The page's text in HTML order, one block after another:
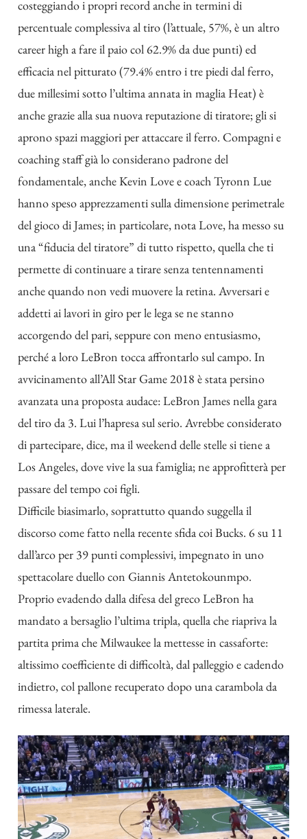
costeggiando i propri record anche in termini di
percentuale complessiva al tiro (l’attuale, 57%, è un altro
career high a fare il paio col 62.9% da due punti) ed
efficacia nel pitturato (79.4% entro i tre piedi dal ferro,
due millesimi sotto l’ultima annata in maglia Heat) è
anche grazie alla sua nuova reputazione di tiratore; gli si
aprono spazi maggiori per attaccare il ferro. Compagni e
coaching staff già lo considerano padrone del
fondamentale, anche Kevin Love e coach Tyronn Lue
hanno speso apprezzamenti sulla dimensione perimetrale
del gioco di James; in particolare, nota Love, ha messo su
una “fiducia del tiratore” di tutto rispetto, quella che ti
permette di continuare a tirare senza tentennamenti
anche quando non vedi muovere la retina. Avversari e
addetti ai lavori in giro per le lega se ne stanno
accorgendo del pari, seppure con meno entusiasmo,
perché a loro LeBron tocca affrontarlo sul campo. In
avvicinamento all’All Star Game 2018 è stata persino
avanzata una proposta audace: LeBron James nella gara
del tiro da 3. Lui l’hapresa sul serio. Avrebbe considerato
di partecipare, dice, ma il weekend delle stelle si tiene a
Los Angeles, dove vive la sua famiglia; ne approfitterà per
passare del tempo coi figli.
Difficile biasimarlo, soprattutto quando suggella il
discorso come fatto nella recente sfida coi Bucks. 6 su 11
dall’arco per 39 punti complessivi, impegnato in uno
spettacolare duello con Giannis Antetokounmpo.
Proprio evadendo dalla difesa del greco LeBron ha
mandato a bersaglio l’ultima tripla, quella che riapriva la
partita prima che Milwaukee la mettesse in cassaforte:
altissimo coefficiente di difficoltà, dal palleggio e cadendo
indietro, col pallone recuperato dopo una carambola da
rimessa laterale.